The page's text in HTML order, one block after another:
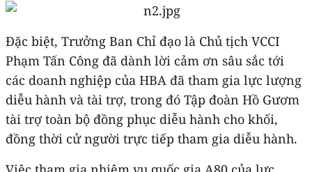
Đặc biệt, Trưởng Ban Chỉ đạo là Chủ tịch VCCI
Phạm Tấn Công đã dành lời cảm ơn sâu sắc tới
các doanh nghiệp của HBA đã tham gia lực lượng
diễu hành và tài trợ, trong đó Tập đoàn Hồ Gươm
tài trợ toàn bộ đồng phục diễu hành cho khối,
đồng thời cử người trực tiếp tham gia diễu hành.